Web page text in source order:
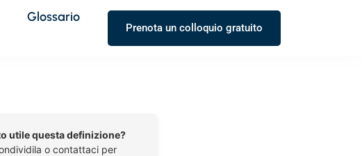
Glossario
Prenota un colloquio gratuito
utile questa definizione?
o contattaci per